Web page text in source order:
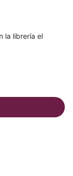
la librería el